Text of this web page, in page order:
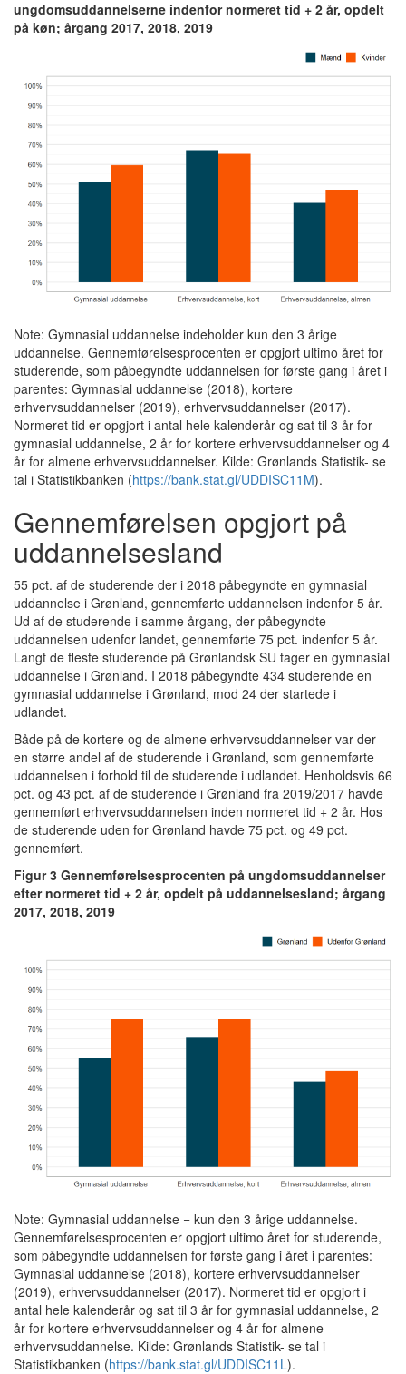
ungdomsuddannelserne indenfor normeret tid + 2 år, opdelt
på køn; årgang 2017, 2018, 2019
Note: Gymnasial uddannelse indeholder kun den 3 årige
uddannelse. Gennemførelsesprocenten er opgjort ultimo året for
studerende, som påbegyndte uddannelsen for første gang i året i
parentes: Gymnasial uddannelse (2018), kortere
erhvervsuddannelser (2019), erhvervsuddannelser (2017).
Normeret tid er opgjort i antal hele kalenderår og sat til 3 år for
gymnasial uddannelse, 2 år for kortere erhvervsuddannelser og 4
år for almene erhvervsuddannelser. Kilde: Grønlands Statistik- se
tal i Statistikbanken (https://bank.stat.gl/UDDISC11M).
Gennemførelsen opgjort på
uddannelsesland
55 pct. af de studerende der i 2018 påbegyndte en gymnasial
uddannelse i Grønland, gennemførte uddannelsen indenfor 5 år.
Ud af de studerende i samme årgang, der påbegyndte
uddannelsen udenfor landet, gennemførte 75 pct. indenfor 5 år.
Langt de fleste studerende på Grønlandsk SU tager en gymnasial
uddannelse i Grønland. I 2018 påbegyndte 434 studerende en
gymnasial uddannelse i Grønland, mod 24 der startede i
udlandet.
Både på de kortere og de almene erhvervsuddannelser var der
en større andel af de studerende i Grønland, som gennemførte
uddannelsen i forhold til de studerende i udlandet. Henholdsvis 66
pct. og 43 pct. af de studerende i Grønland fra 2019/2017 havde
gennemført erhvervsuddannelsen inden normeret tid + 2 år. Hos
de studerende uden for Grønland havde 75 pct. og 49 pct.
gennemført.
Figur 3 Gennemførelsesprocenten på ungdomsuddannelser
efter normeret tid + 2 år, opdelt på uddannelsesland; årgang
2017, 2018, 2019
Note: Gymnasial uddannelse = kun den 3 årige uddannelse.
Gennemførelsesprocenten er opgjort ultimo året for studerende,
som påbegyndte uddannelsen for første gang i året i parentes:
Gymnasial uddannelse (2018), kortere erhvervsuddannelser
(2019), erhvervsuddannelser (2017). Normeret tid er opgjort i
antal hele kalenderår og sat til 3 år for gymnasial uddannelse, 2
år for kortere erhvervsuddannelser og 4 år for almene
erhvervsuddannelse. Kilde: Grønlands Statistik- se tal i
Statistikbanken (https://bank.stat.gl/UDDISC11L).